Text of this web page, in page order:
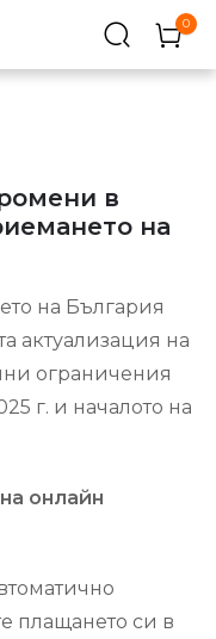
0
в
на
на България
актуализация на
ограничения
г. и началото на
онлайн
плащането си в